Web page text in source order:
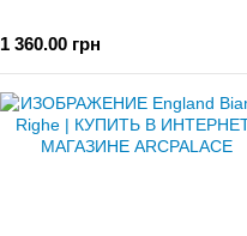
1 360.00 грн